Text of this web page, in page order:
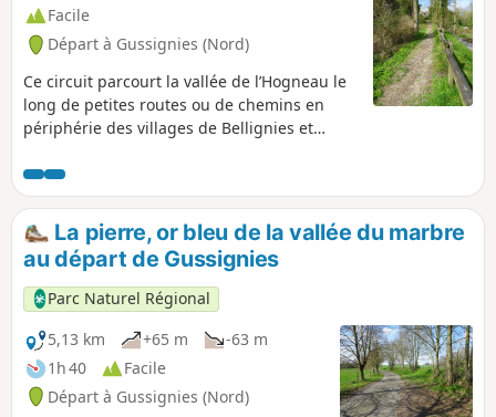
Facile
Départ à Gussignies (Nord)
Ce circuit parcourt la vallée de l’Hogneau le
long de petites routes ou de chemins en
périphérie des villages de Bellignies et
La pierre, or bleu de la vallée du marbre
au départ de Gussignies
Parc Naturel Régional
5,13 km
+65 m
-63 m
1h 40
Facile
Départ à Gussignies (Nord)